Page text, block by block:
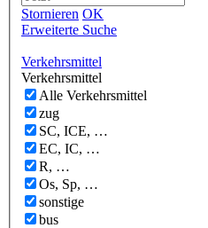
Stornieren OK
Erweiterte Suche
Verkehrsmittel
Verkehrsmittel
Alle Verkehrsmittel
zug
SC, ICE, …
EC, IC, …
R, …
Os, Sp, …
sonstige
bus